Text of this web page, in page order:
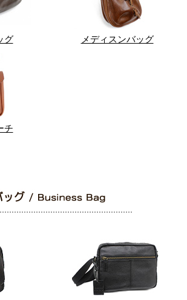
グ メディスンバッグ
チ